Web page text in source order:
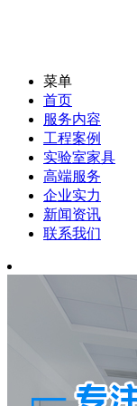
菜单
首页
服务内容
工程案例
实验室家具
高端服务
企业实力
新闻资讯
联系我们